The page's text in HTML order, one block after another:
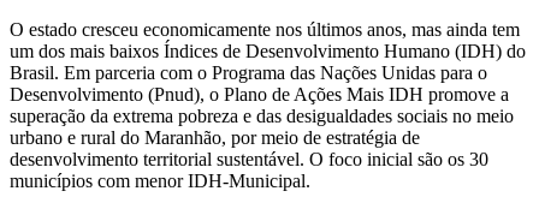
O estado cresceu economicamente nos últimos anos, mas ainda tem
um dos mais baixos Índices de Desenvolvimento Humano (IDH) do
Brasil. Em parceria com o Programa das Nações Unidas para o
Desenvolvimento (Pnud), o Plano de Ações Mais IDH promove a
superação da extrema pobreza e das desigualdades sociais no meio
urbano e rural do Maranhão, por meio de estratégia de
desenvolvimento territorial sustentável. O foco inicial são os 30
municípios com menor IDH-Municipal.